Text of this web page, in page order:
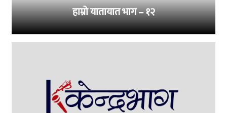
हाम्रो यातायात भाग – १२